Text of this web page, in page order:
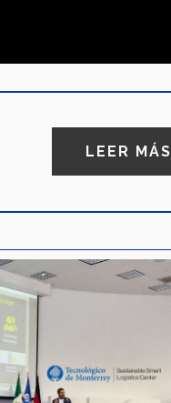
LEER MÁS